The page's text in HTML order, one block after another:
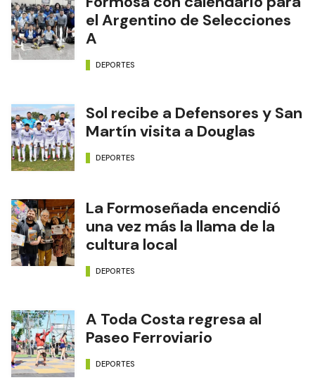
el Argentino de Selecciones
A
DEPORTES
Sol recibe a Defensores y San
Martín visita a Douglas
DEPORTES
La Formoseñada encendió
una vez más la llama de la
cultura local
DEPORTES
A Toda Costa regresa al
Paseo Ferroviario
DEPORTES